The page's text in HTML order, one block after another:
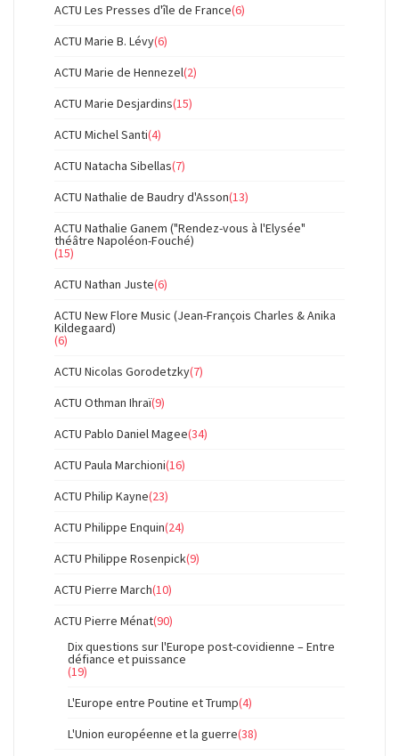
ACTU Les Presses d'île de France(6)
ACTU Marie B. Lévy(6)
ACTU Marie de Hennezel(2)
ACTU Marie Desjardins(15)
ACTU Michel Santi(4)
ACTU Natacha Sibellas(7)
ACTU Nathalie de Baudry d'Asson(13)
ACTU Nathalie Ganem ("Rendez-vous à l'Elysée"
théâtre Napoléon-Fouché)
(15)
ACTU Nathan Juste(6)
ACTU New Flore Music (Jean-François Charles & Anika
Kildegaard)
(6)
ACTU Nicolas Gorodetzky(7)
ACTU Othman Ihraï(9)
ACTU Pablo Daniel Magee(34)
ACTU Paula Marchioni(16)
ACTU Philip Kayne(23)
ACTU Philippe Enquin(24)
ACTU Philippe Rosenpick(9)
ACTU Pierre March(10)
ACTU Pierre Ménat(90)
Dix questions sur l'Europe post-covidienne – Entre
défiance et puissance
(19)
L'Europe entre Poutine et Trump(4)
L'Union européenne et la guerre(38)